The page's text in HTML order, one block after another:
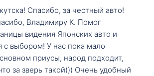
Спасибо, за честный авто!
Владимиру К. Помог
видения Японских авто и
с выбором! У нас пока мало
приусы, народ подходит,
за зверь такой))) Очень удобный